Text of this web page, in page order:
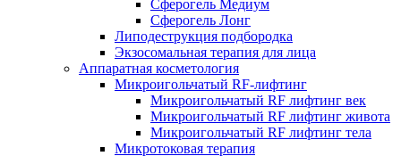
Сферогель Медиум
Сферогель Лонг
Липодеструкция подбородка
Экзосомальная терапия для лица
Аппаратная косметология
Микроигольчатый RF-лифтинг
Микроигольчатый RF лифтинг век
Микроигольчатый RF лифтинг живота
Микроигольчатый RF лифтинг тела
Микротоковая терапия